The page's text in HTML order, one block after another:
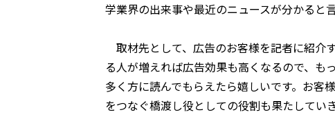
学業界の出来事や最近のニュースが分かると
取材先として、広告のお客様を記者に紹介
る人が増えれば広告効果も高くなるので、も
多く方に読んでもらえたら嬉しいです。お客
をつなぐ橋渡し役としての役割も果たしてい